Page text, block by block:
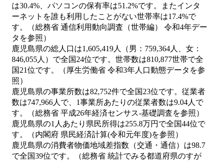
は30.4%、パソコンの保有率は51.2%です。またインタ
ーネットを誰も利用したことがない世帯率は17.4%で
す。（総務省 通信利用動向調査（世帯編） 令和4年デー
タを参照）
鹿児島県の総人口は1,605,419人（男：759,364人、女：
846,055人）で全国24位です。世帯数は810,877世帯で全
国21位です。（厚生労働省 令和3年人口動態データを参
照）
鹿児島県の事業所数は82,752件で全国23位です。従業者
数は747,966人で、1事業所あたりの従業者数は9.04人で
す。（総務省 平成26年経済センサス‐基礎調査を参照）
鹿児島県の1人あたり県民所得は255.8万円で全国44位で
す。（内閣府 県民経済計算(令和元年度)を参照）
鹿児島県の消費者物価地域差指数（交通・通信）は98.7
で全国39位です。（総務省 統計でみる都道府県のすが